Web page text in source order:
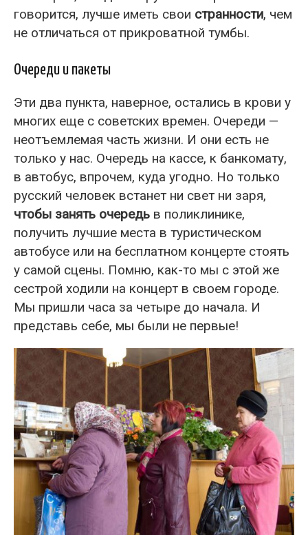
говорится, лучше иметь свои странности, чем
не отличаться от прикроватной тумбы.
Очереди и пакеты
Эти два пункта, наверное, остались в крови у
многих еще с советских времен. Очереди —
неотъемлемая часть жизни. И они есть не
только у нас. Очередь на кассе, к банкомату,
в автобус, впрочем, куда угодно. Но только
русский человек встанет ни свет ни заря,
чтобы занять очередь в поликлинике,
получить лучшие места в туристическом
автобусе или на бесплатном концерте стоять
у самой сцены. Помню, как-то мы с этой же
сестрой ходили на концерт в своем городе.
Мы пришли часа за четыре до начала. И
представь себе, мы были не первые!